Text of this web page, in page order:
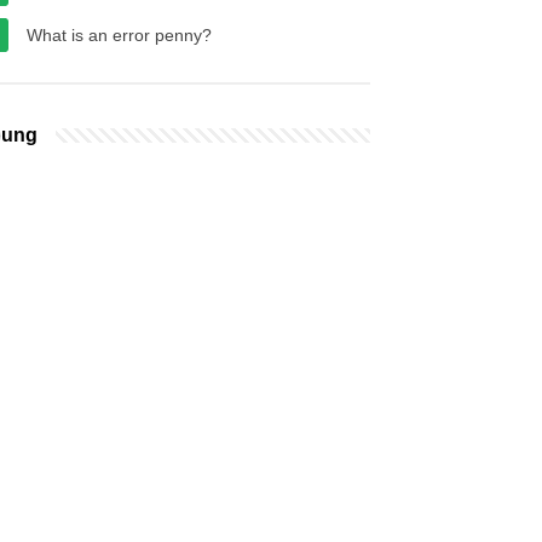
What is an error penny?